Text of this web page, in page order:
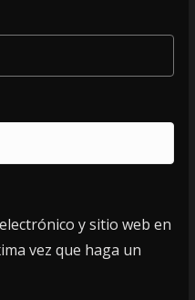
y sitio web en
vez que haga un